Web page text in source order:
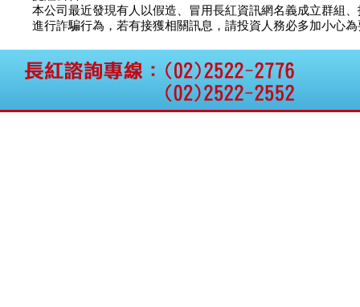
加第27屆眼
巨生生醫:公告本公司
肝細胞癌接獲美國FD
格斯科技*:公告調整本
公司私募專區資訊(董事
會決議日起兩日內應申
本公司最近發現有人以假造、冒用長紅資訊網名義成立群組
進行詐騙行為，若有接獲相關訊息，請投資人務必多加小心